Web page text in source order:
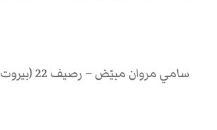
سامي مروان مبيّض – رصيف 22 (بيروت، 2 أيلول 2021)